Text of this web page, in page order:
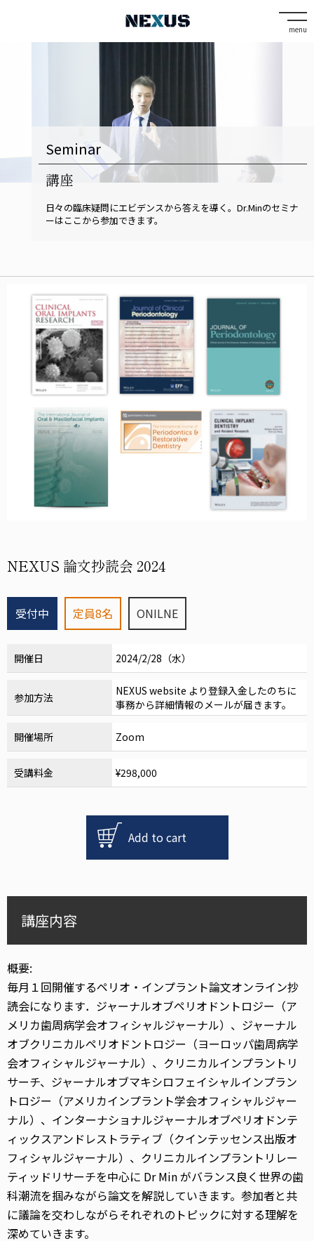
menu
Seminar
講座
日々の臨床疑問にエビデンスから答えを導く。Dr.Minのセミナ
ーはここから参加できます。
NEXUS 論文抄読会 2024
受付中 定員8名 ONILNE
開催日 2024/2/28（水）
参加方法
NEXUS website より登録入金したのちに
事務から詳細情報のメールが届きます。
開催場所 Zoom
受講料金 ¥298,000
Add to cart
講座内容
概要:
毎月１回開催するペリオ・インプラント論文オンライン抄
読会になります．ジャーナルオブペリオドントロジー（ア
メリカ歯周病学会オフィシャルジャーナル）、ジャーナル
オブクリニカルペリオドントロジー（ヨーロッパ歯周病学
会オフィシャルジャーナル）、クリニカルインプラントリ
サーチ、ジャーナルオブマキシロフェイシャルインプラン
トロジー（アメリカインプラント学会オフィシャルジャー
ナル）、インターナショナルジャーナルオブペリオドンテ
ィックスアンドレストラティブ（クインテッセンス出版オ
フィシャルジャーナル）、クリニカルインプラントリレー
ティッドリサーチを中心に Dr Min がバランス良く世界の歯
科潮流を掴みながら論文を解説していきます。参加者と共
に議論を交わしながらそれぞれのトピックに対する理解を
深めていきます。